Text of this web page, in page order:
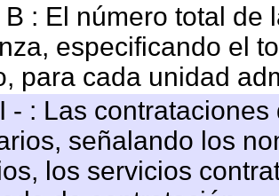
B : El número total de
especificando el
para cada unidad
- : Las
señalando los
los servicios